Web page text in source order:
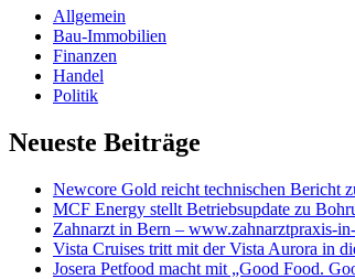
Allgemein
Bau-Immobilien
Finanzen
Handel
Politik
Neueste Beiträge
Newcore Gold reicht technischen Bericht
MCF Energy stellt Betriebsupdate zu
Zahnarzt in Bern – www.zahnarztpraxis-
Vista Cruises tritt mit der Vista Aurora in
Josera Petfood macht mit „Good Food.